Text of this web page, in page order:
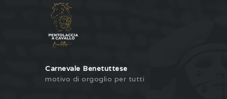
Carnevale Benetuttese
motivo di orgoglio per tutti